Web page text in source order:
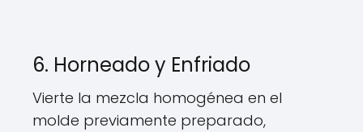
6. Horneado y Enfriado
Vierte la mezcla homogénea en el
molde previamente preparado,